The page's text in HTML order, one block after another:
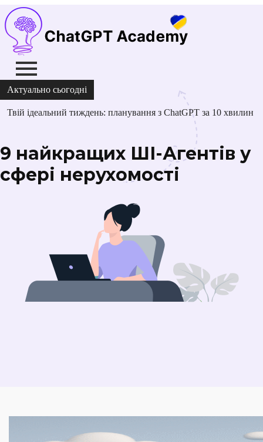
Актуально сьогодні
Твій ідеальний тиждень: планування з ChatGPT за 10 хвилин
9 найкращих ШІ-Агентів у
сфері нерухомості